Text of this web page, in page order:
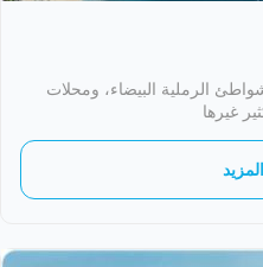
الرملية البيضاء، ومحلات
غيرها